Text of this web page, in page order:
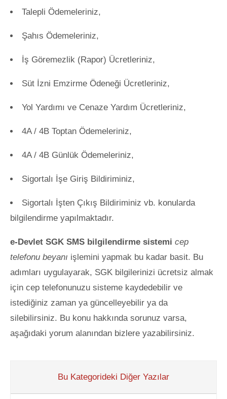
Talepli Ödemeleriniz,
Şahıs Ödemeleriniz,
İş Göremezlik (Rapor) Ücretleriniz,
Süt İzni Emzirme Ödeneği Ücretleriniz,
Yol Yardımı ve Cenaze Yardım Ücretleriniz,
4A / 4B Toptan Ödemeleriniz,
4A / 4B Günlük Ödemeleriniz,
Sigortalı İşe Giriş Bildiriminiz,
Sigortalı İşten Çıkış Bildiriminiz vb. konularda
bilgilendirme yapılmaktadır.
e-Devlet SGK SMS bilgilendirme sistemi cep
telefonu beyanı işlemini yapmak bu kadar basit. Bu
adımları uygulayarak, SGK bilgilerinizi ücretsiz almak
için cep telefonunuzu sisteme kaydedebilir ve
istediğiniz zaman ya güncelleyebilir ya da
silebilirsiniz. Bu konu hakkında sorunuz varsa,
aşağıdaki yorum alanından bizlere yazabilirsiniz.
Bu Kategorideki Diğer Yazılar